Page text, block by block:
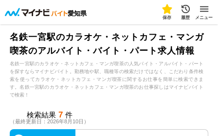
愛知県
保存 履歴 メニュー
名鉄一宮駅のカラオケ・ネットカフェ・マンガ
喫茶のアルバイト・バイト・パート求人情報
名鉄一宮駅のカラオケ・ネットカフェ・マンガ喫茶の人気バイト・アルバイト・パート
を探すならマイナビバイト。勤務地や駅、職種等の検索だけではなく、こだわり条件検
索を使ってカラオケ・ネットカフェ・マンガ喫茶に関するお仕事を簡単に検索できま
す。名鉄一宮駅のカラオケ・ネットカフェ・マンガ喫茶のお仕事探しはマイナビバイト
で検索！
検索結果 7 件
（最終更新日：2026年8月10日）